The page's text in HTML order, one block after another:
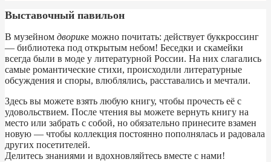
Выставочный павильон
В музейном дворике можно почитать: действует буккроссинг
— библиотека под открытым небом! Беседки и скамейки
всегда были в моде у литературной России. На них слагались
самые романтические стихи, происходили литературные
обсуждения и споры, влюблялись, расставались и мечтали.
Здесь вы можете взять любую книгу, чтобы прочесть её с
удовольствием. После чтения вы можете вернуть книгу на
место или забрать с собой, но обязательно принесите взамен
новую — чтобы коллекция постоянно пополнялась и радовала
других посетителей.
Делитесь знаниями и вдохновляйтесь вместе с нами!